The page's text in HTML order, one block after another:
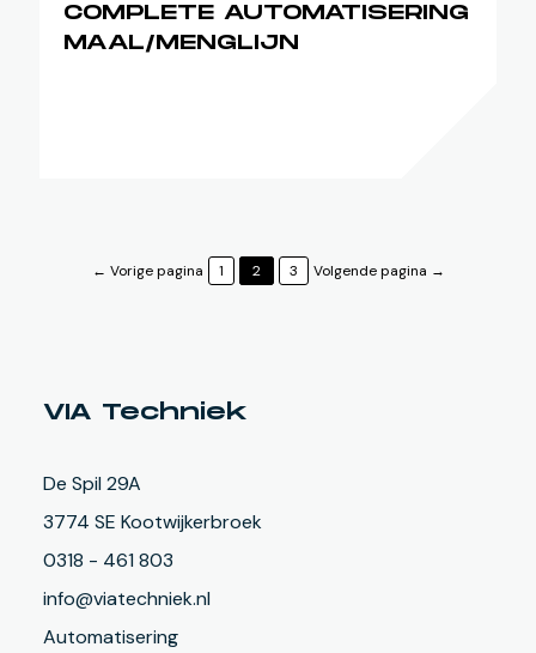
COMPLETE AUTOMATISERING
MAAL/MENGLIJN
← Vorige pagina 1 2 3 Volgende pagina →
VIA Techniek
De Spil 29A
3774 SE Kootwijkerbroek
0318 - 461 803
info@viatechniek.nl
Automatisering